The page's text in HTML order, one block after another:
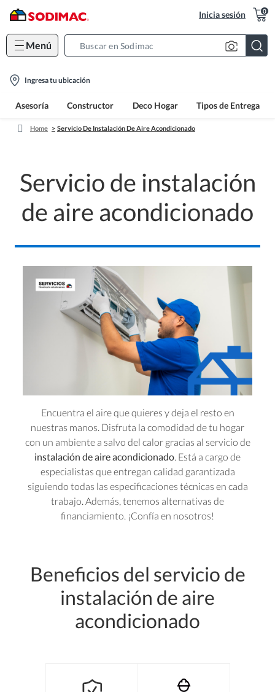
Inicia sesión 0
Menú
location-
Ingresa tu ubicación
Asesoría Constructor Deco Hogar Tipos de Entrega
Home Servicio De Instalación De Aire Acondicionado
Servicio de instalación
de aire acondicionado
Encuentra el aire que quieres y deja el resto en
nuestras manos. Disfruta la comodidad de tu hogar
con un ambiente a salvo del calor gracias al servicio de
instalación de aire acondicionado. Está a cargo de
especialistas que entregan calidad garantizada
siguiendo todas las especificaciones técnicas en cada
trabajo. Además, tenemos alternativas de
financiamiento. ¡Confía en nosotros!
Beneficios del servicio de
instalación de aire
acondicionado